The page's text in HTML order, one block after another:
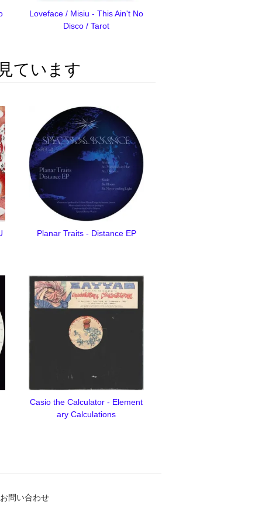
Loveface / Misiu - This Ain't No
Disco / Tarot
ています
Planar Traits - Distance EP
Casio the Calculator - Element
ary Calculations
お問い合わせ